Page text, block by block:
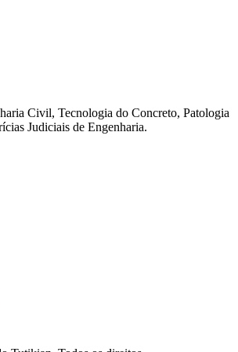
Civil, Tecnologia do Concreto, Patologia
Judiciais de Engenharia.